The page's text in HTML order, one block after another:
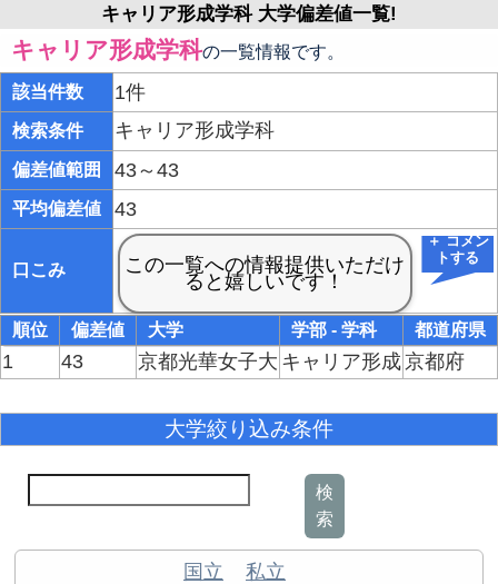
キャリア形成学科 大学偏差値一覧!
キャリア形成学科の一覧情報です。
該当件数 1件
検索条件 キャリア形成学科
偏差値範囲 43～43
平均偏差値 43
口こみ
＋ コメン
トする
順位 偏差値 大学 学部 - 学科 都道府県
1 43 京都光華女子大 キャリア形成京都府
大学絞り込み条件
検
索
国立 私立